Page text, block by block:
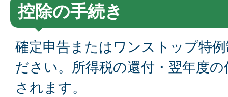
控除の手続き
確定申告またはワンストップ特
ださい。所得税の還付・翌年度
されます。